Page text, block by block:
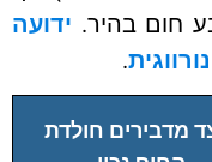
בהיר.ידועה
.
חולדת